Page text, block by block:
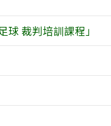
裁判培訓課程」